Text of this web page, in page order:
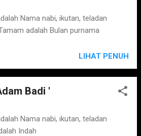
Nama nabi, ikutan, teladan
adalah Bulan purnama
LIHAT PENUH
Badi '
Nama nabi, ikutan, teladan
Indah